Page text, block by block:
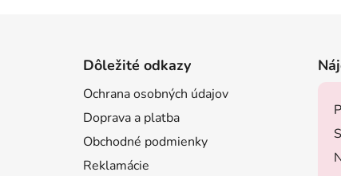
Dôležité odkazy
Ochrana osobných údajov
Doprava a platba
Obchodné podmienky
Reklamácie